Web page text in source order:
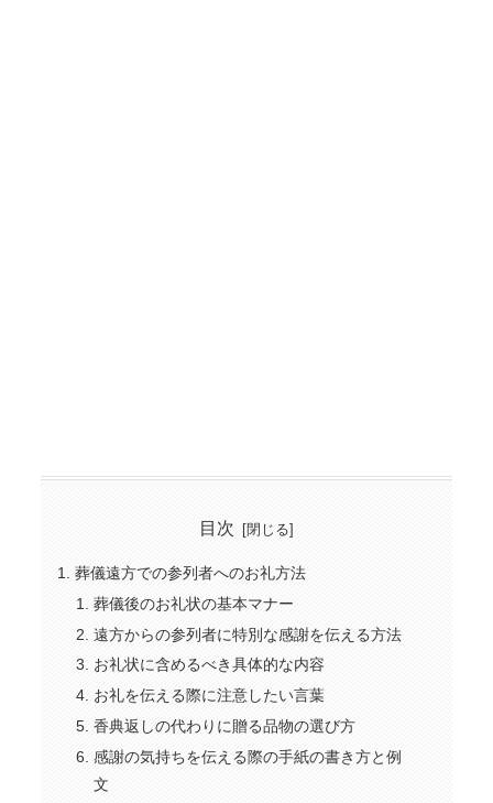
目次
葬儀遠方での参列者へのお礼方法
葬儀後のお礼状の基本マナー
遠方からの参列者に特別な感謝を伝える方法
お礼状に含めるべき具体的な内容
お礼を伝える際に注意したい言葉
香典返しの代わりに贈る品物の選び方
感謝の気持ちを伝える際の手紙の書き方と例
文